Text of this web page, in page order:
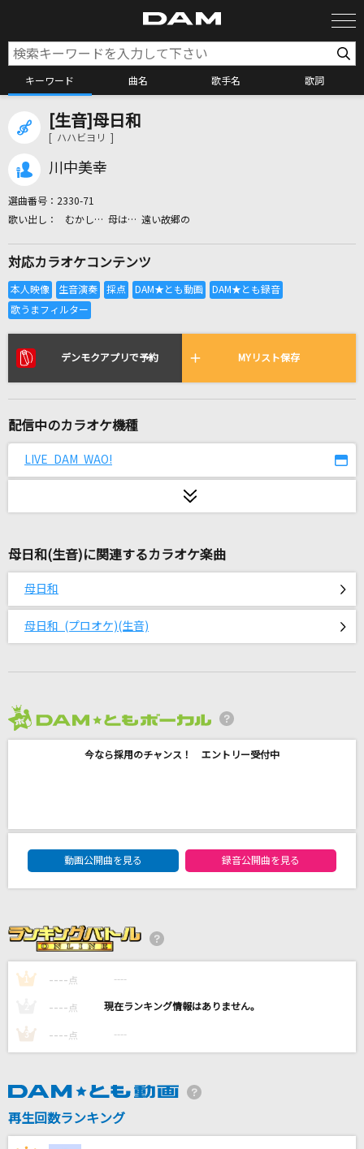
キーワード 曲名 歌手名 歌詞
全国りれき
リアルタイムで歌われている曲の一覧
ロメオ(ビデオクリップバージョン)
lulu.
Mrs. GREEN APPLE
超特急
ロウワー
Right and Left
ダーリン
Mrs. GREEN APPLE
アロハ・エ・コモ・マイ～リロ アンド スティッ
私は最強 (ウタ from ONE PIECE FILM RED)
Ado
もっと見る
[生音]母日和
[ ハハビヨリ ]
川中美幸
選曲番号： 2330-71
むかし… 母は… 遠い故郷の
対応カラオケコンテンツ
デンモクアプリで予約 MYリスト保存
配信中のカラオケ機種
LIVE DAM WAO!
母日和(生音)に関連するカラオケ楽曲
母日和
母日和 (プロオケ)(生音)
今なら採用のチャンス！ エントリー受付中
DAM★ともボーカルエントリーランキング
動画公開曲を見る
録音公開曲を見る
1 ---- 点 ----
---- 点 ----
3 ---- 点 ----
再生回数ランキング